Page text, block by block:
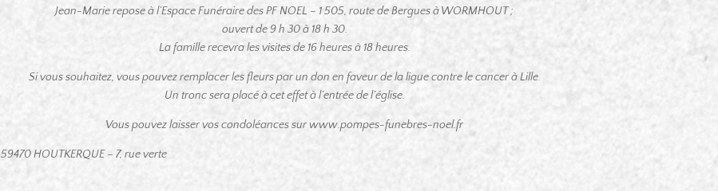
Jean-Marie repose à l’Espace Funéraire des PF NOEL – 1 505, route de Bergues à WORMHOUT ;
ouvert de 9 h 30 à 18 h 30.
La famille recevra les visites de 16 heures à 18 heures.
Si vous souhaitez, vous pouvez remplacer les fleurs par un don en faveur de la ligue contre le cancer à Lille.
Un tronc sera placé à cet effet à l’entrée de l’église.
Vous pouvez laisser vos condoléances sur www.pompes-funebres-noel.fr
59470 HOUTKERQUE – 7, rue verte